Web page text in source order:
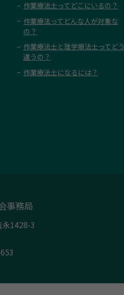
作業療法士ってどこにいるの？
作業療法ってどんな人が対象な
の？
作業療法士と理学療法士ってどう
違うの？
作業療法士になるには？
事務局
1428-3